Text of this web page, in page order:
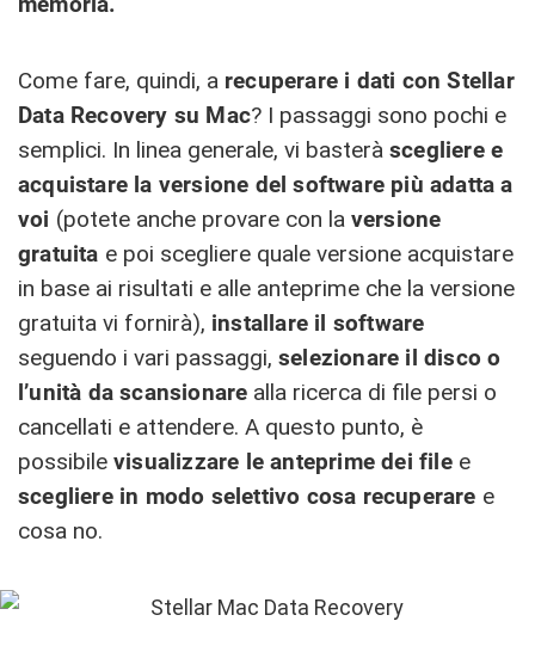
Come fare, quindi, a recuperare i dati con Stellar
Data Recovery su Mac? I passaggi sono pochi e
semplici. In linea generale, vi basterà scegliere e
acquistare la versione del software più adatta a
voi (potete anche provare con la versione
gratuita e poi scegliere quale versione acquistare
in base ai risultati e alle anteprime che la versione
gratuita vi fornirà), installare il software
seguendo i vari passaggi, selezionare il disco o
l’unità da scansionare alla ricerca di file persi o
cancellati e attendere. A questo punto, è
possibile visualizzare le anteprime dei filee
scegliere in modo selettivo cosa recuperare e
cosa no.